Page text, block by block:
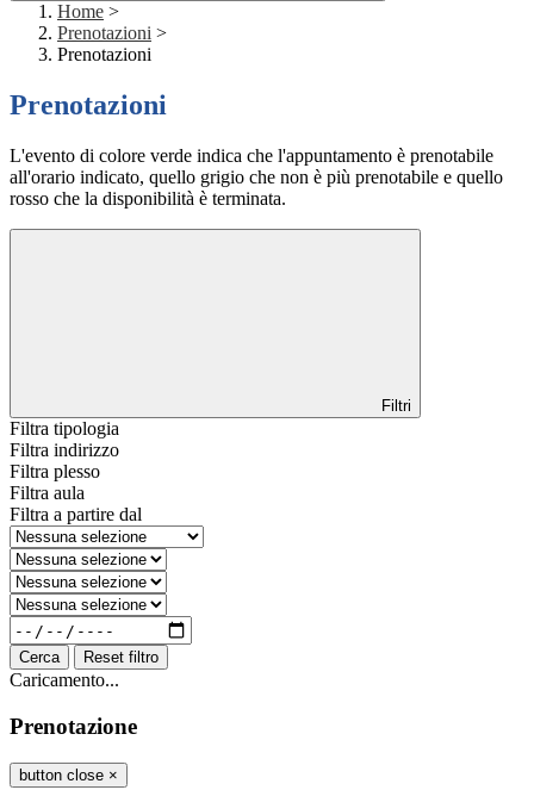
Home >
Prenotazioni >
Prenotazioni
Prenotazioni
L'evento di colore verde indica che l'appuntamento è prenotabile
all'orario indicato, quello grigio che non è più prenotabile e quello
rosso che la disponibilità è terminata.
Filtri
Filtra tipologia
Filtra indirizzo
Filtra plesso
Filtra aula
Filtra a partire dal
Cerca Reset filtro
Caricamento...
Prenotazione
button close ×